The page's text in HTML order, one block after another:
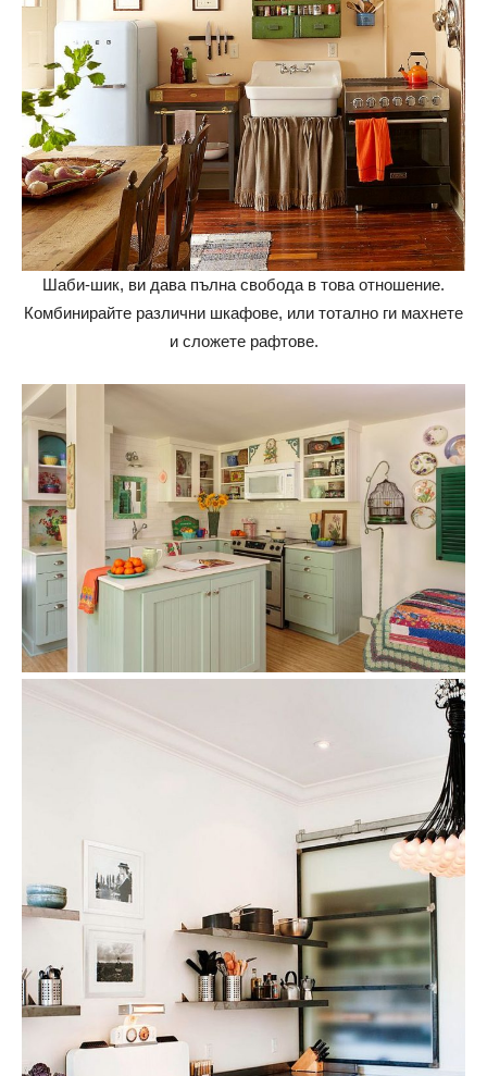
Шаби-шик, ви дава пълна свобода в това отношение.
Комбинирайте различни шкафове, или тотално ги махнете
и сложете рафтове.